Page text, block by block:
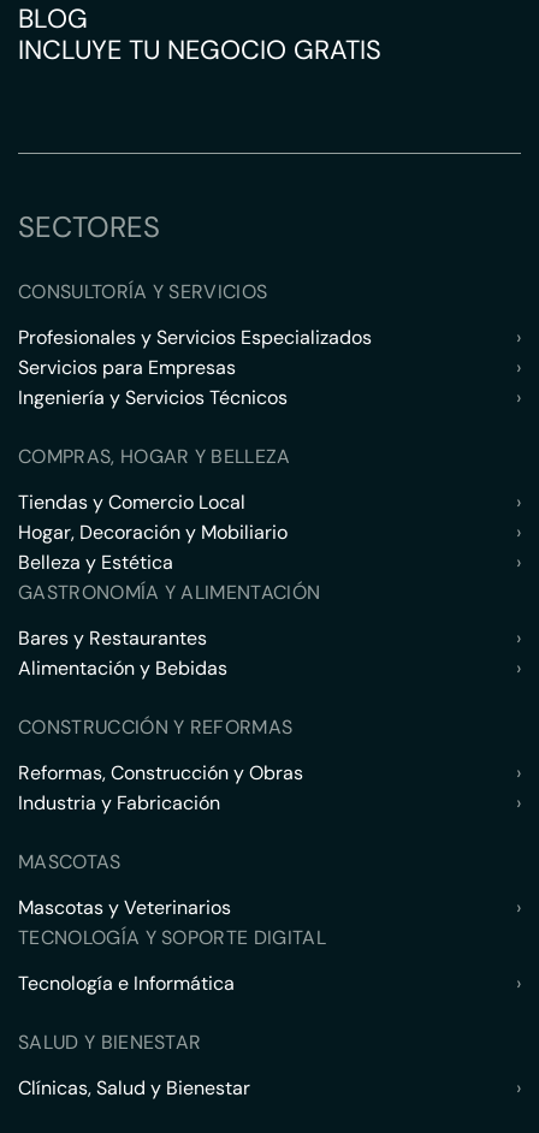
BLOG
INCLUYE TU NEGOCIO GRATIS
SECTORES
CONSULTORÍA Y SERVICIOS
Profesionales y Servicios Especializados
›
Servicios para Empresas
›
Ingeniería y Servicios Técnicos
›
COMPRAS, HOGAR Y BELLEZA
Tiendas y Comercio Local
›
Hogar, Decoración y Mobiliario
›
Belleza y Estética
›
GASTRONOMÍA Y ALIMENTACIÓN
Bares y Restaurantes
›
Alimentación y Bebidas
›
CONSTRUCCIÓN Y REFORMAS
Reformas, Construcción y Obras
›
Industria y Fabricación
›
MASCOTAS
Mascotas y Veterinarios
›
TECNOLOGÍA Y SOPORTE DIGITAL
Tecnología e Informática
›
SALUD Y BIENESTAR
Clínicas, Salud y Bienestar
›